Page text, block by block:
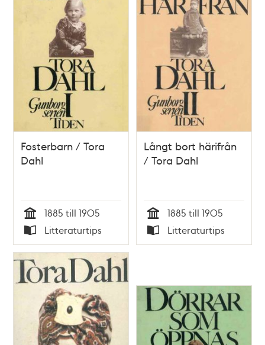
Fosterbarn / Tora
Dahl
Tid
1885 till 1905
Typ
Litteraturtips
Långt bort härifrån
/ Tora Dahl
Tid
1885 till 1905
Typ
Litteraturtips